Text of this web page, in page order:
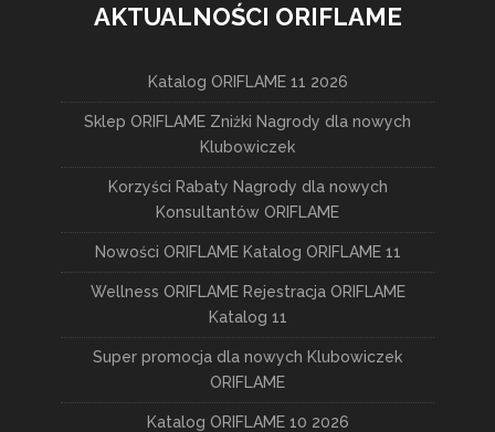
AKTUALNOŚCI ORIFLAME
Katalog ORIFLAME 11 2026
Sklep ORIFLAME Zniżki Nagrody dla nowych
Klubowiczek
Korzyści Rabaty Nagrody dla nowych
Konsultantów ORIFLAME
Nowości ORIFLAME Katalog ORIFLAME 11
Wellness ORIFLAME Rejestracja ORIFLAME
Katalog 11
Super promocja dla nowych Klubowiczek
ORIFLAME
Katalog ORIFLAME 10 2026